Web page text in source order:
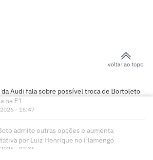
voltar ao topo
Audi fala sobre possível troca de Bortoleto
na F1
- 16:47
admite outras opções e aumenta
por Luiz Henrique no Flamengo
- 02:36